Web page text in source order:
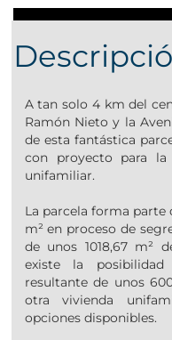
A tan solo 4 km del
Ramón Nieto y la
de esta fantástica
con proyecto para la
unifamiliar.
La parcela forma parte
m² en proceso de
de unos 1018,67 m²
existe la
resultante de unos
otra vivienda
opciones disponibles.